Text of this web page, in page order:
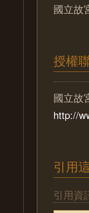
國立故
授權
國立故
http://
引用
引用資